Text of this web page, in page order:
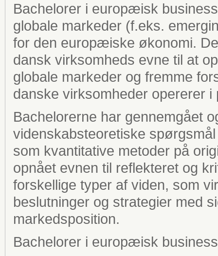
Bachelorer i europæisk
globale markeder (f.eks.
for den europæiske økonomi.
dansk virksomheds evne til at
globale markeder og fremme
danske virksomheder opererer
Bachelorerne har gennemgået
videnskabsteoretiske
som kvantitative metoder på
opnået evnen til reflekteret og
forskellige typer af viden, som
beslutninger og strategier med
markedsposition.
Bachelorer i europæisk